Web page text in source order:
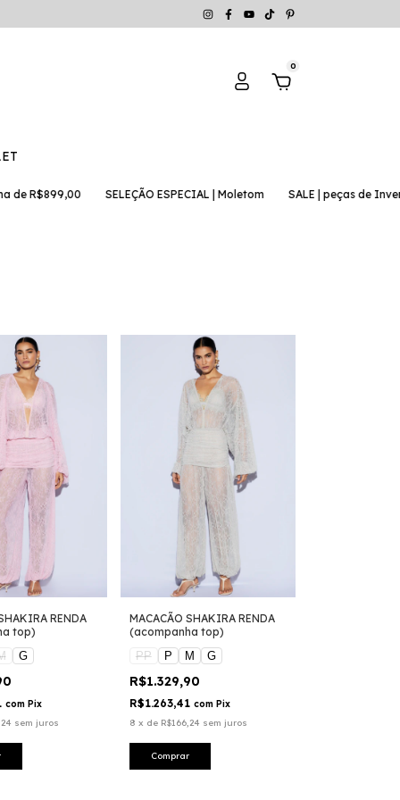
0
SELEÇÃO ESPECIAL | Moletom SALE | peças de Inverno com
RENDA
top)
G
com Pix
sem juros
MACACÃO SHAKIRA RENDA
(acompanha top)
PP
P M G
R$1.329,90
R$1.263,41 com Pix
8 x de R$166,24 sem juros
Comprar